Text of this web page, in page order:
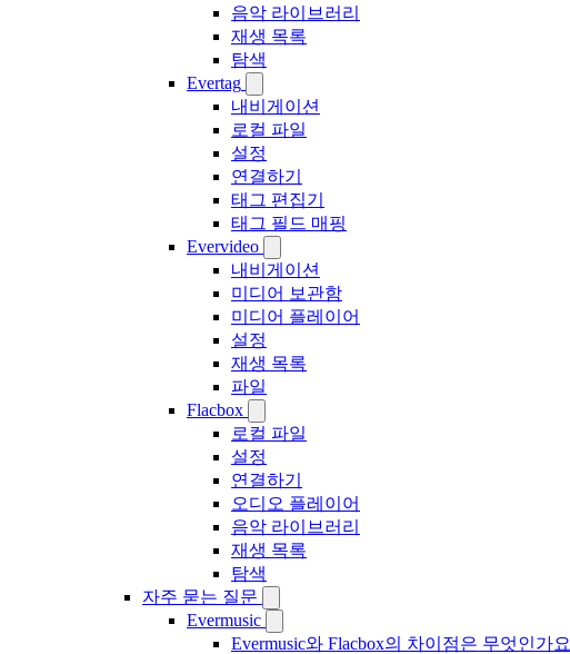
음악 라이브러리
재생 목록
탐색
Evertag
내비게이션
로컬 파일
설정
연결하기
태그 편집기
태그 필드 매핑
Evervideo
내비게이션
미디어 보관함
미디어 플레이어
설정
재생 목록
파일
Flacbox
로컬 파일
설정
연결하기
오디오 플레이어
음악 라이브러리
재생 목록
탐색
자주 묻는 질문
Evermusic
Evermusic와 Flacbox의 차이점은 무엇인가요